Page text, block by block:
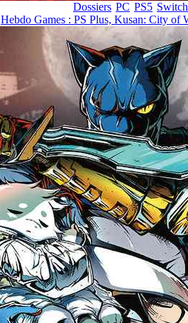
Dossiers PC PS5
Hebdo Games : PS Plus, Kusan: City of